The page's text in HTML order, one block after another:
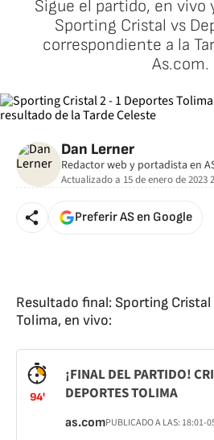
Sigue el partido, en vivo
Sporting Cristal vs
correspondiente a la
As.com.
Dan Lerner
Redactor web y portadista en
Actualizado a 15 de enero de 2023
Preferir AS en Google
Resultado final: Sporting
Tolima, en vivo:
94'
¡FINAL DEL PARTIDO!
DEPORTES TOLIMA
as.comPUBLICADO A LAS: 18:01-